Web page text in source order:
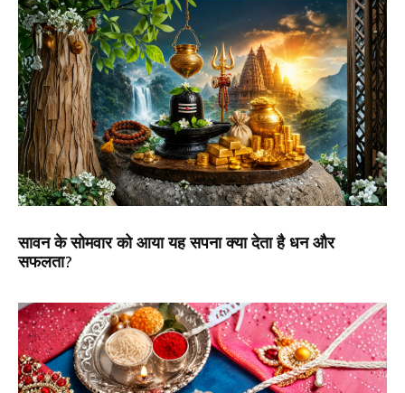
सावन के सोमवार को आया यह सपना क्या देता है धन और
सफलता?